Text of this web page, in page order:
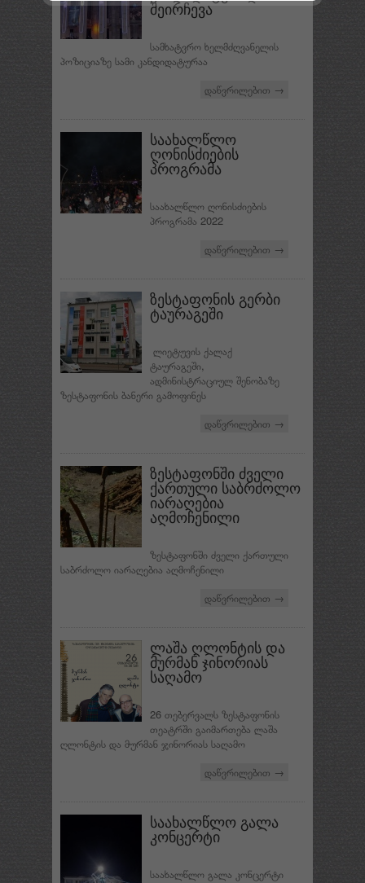
შეირჩევა
სამხატვრო ხელმძღვანელის
პოზიციაზე სამი კანდიდატურაა
დაწვრილებით →
საახალწლო
ღონისძიების
პროგრამა
საახალწლო ღონისძიების
პროგრამა 2022
დაწვრილებით →
ზესტაფონის გერბი
ტაურაგეში
ლიეტუვის ქალაქ
ტაურაგეში,
ადმინისტრაციულ შენობაზე
ზესტაფონის ბანერი გამოფინეს
დაწვრილებით →
ზესტაფონში ძველი
ქართული საბრძოლო
იარაღებია
აღმოჩენილი
ზესტაფონში ძველი ქართული
საბრძოლო იარაღებია აღმოჩენილი
დაწვრილებით →
ლაშა ღლონტის და
მურმან ჯინორიას
საღამო
26 თებერვალს ზესტაფონის
თეატრში გაიმართება ლაშა
ღლონტის და მურმან ჯინორიას საღამო
დაწვრილებით →
საახალწლო გალა
კონცერტი
საახალწლო გალა კონცერტი